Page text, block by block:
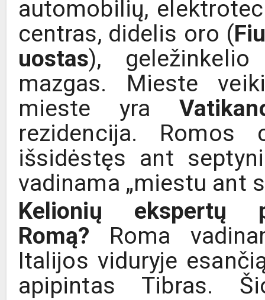
automobilių,
centras, didelis oro (
uostas),
mazgas. Mieste
mieste yra
rezidencija.
išsidėstęs ant
vadinama „miestu ant
Kelionių
Romą? Roma
Italijos viduryje
apipintas Tibras.